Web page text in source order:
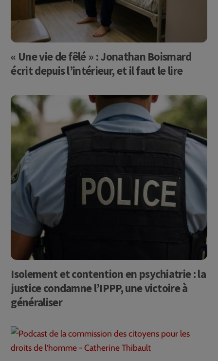
« Une vie de fêlé » : Jonathan Boismard
écrit depuis l’intérieur, et il faut le lire
Isolement et contention en psychiatrie : la
justice condamne l’IPPP, une victoire à
généraliser